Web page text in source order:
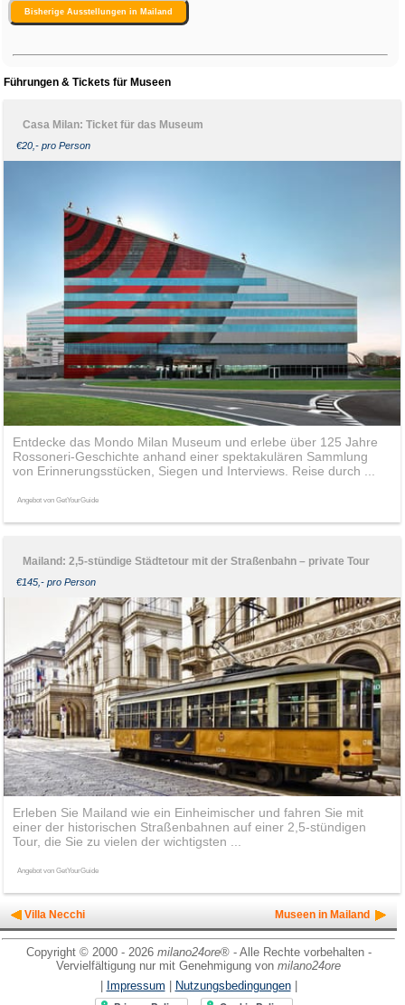
Bisherige Ausstellungen in Mailand
Führungen & Tickets für Museen
Casa Milan: Ticket für das Museum
€20,- pro Person
Entdecke das Mondo Milan Museum und erlebe über 125 Jahre
Rossoneri-Geschichte anhand einer spektakulären Sammlung
von Erinnerungsstücken, Siegen und Interviews. Reise durch ...
Angebot von GetYourGuide
Mailand: 2,5-stündige Städtetour mit der Straßenbahn – private Tour
€145,- pro Person
Erleben Sie Mailand wie ein Einheimischer und fahren Sie mit
einer der historischen Straßenbahnen auf einer 2,5-stündigen
Tour, die Sie zu vielen der wichtigsten ...
Angebot von GetYourGuide
Villa Necchi Museen in Mailand
Copyright © 2000 - 2026 milano24ore® - Alle Rechte vorbehalten -
Vervielfältigung nur mit Genehmigung von milano24ore
Impressum Nutzungsbedingungen|